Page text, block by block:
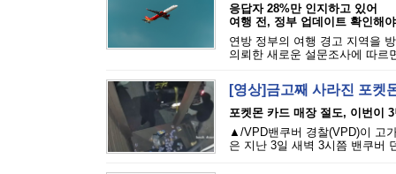
응답자 28%만 인지하고 있어
여행 전, 정부 업데이트 확인해야
연방 정부의 여행 경고 지역을
의뢰한 새로운 설문조사에 따르
[영상]금고째 사라진 포켓
포켓몬 카드 매장 절도, 이번이
▲/VPD밴쿠버 경찰(VPD)이 고
은 지난 3일 새벽 3시쯤 밴쿠버